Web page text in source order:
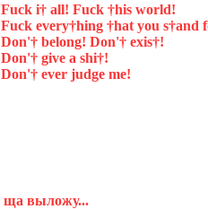
Fuck i† all! Fuck †his world!
Fuck every†hing †hat you s†and
Don'† belong! Don'† exis†!
Don'† give a shi†!
Don'† ever judge me!
ща выложу...